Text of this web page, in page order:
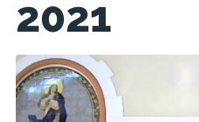
2021